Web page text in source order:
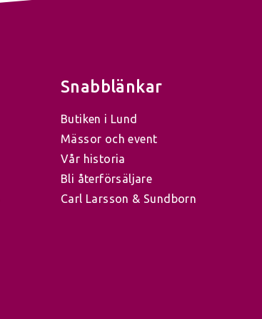
Snabblänkar
Butiken i Lund
Mässor och event
Vår historia
Bli återförsäljare
Carl Larsson & Sundborn